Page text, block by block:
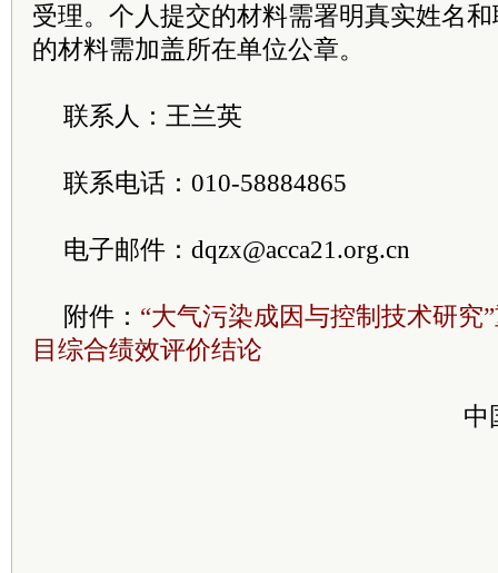
受理。个人提交的材料需署明真实姓名
的材料需加盖所在单位公章。
联系人：王兰英
联系电话：010-58884865
电子邮件：dqzx@acca21.org.cn
附件： “大气污染成因与控制技术研究
目综合绩效评价结论
中